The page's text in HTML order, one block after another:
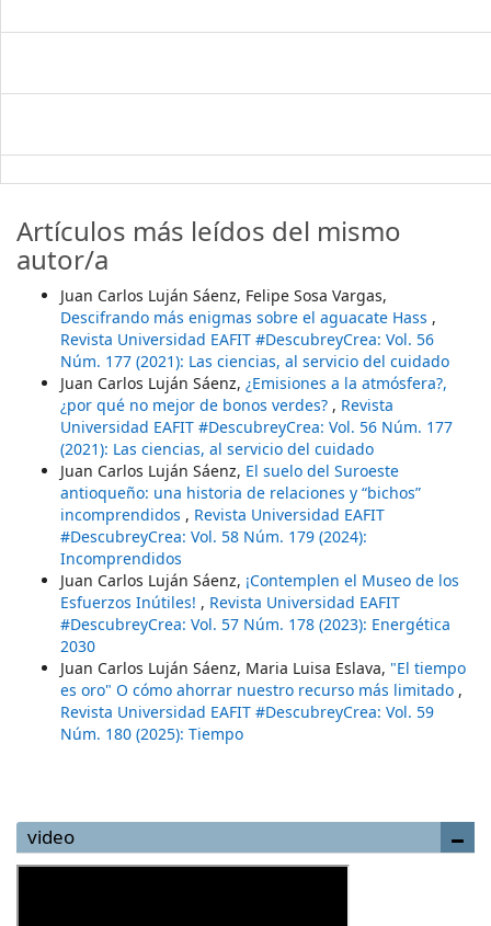
Artículos más leídos del mismo
autor/a
Juan Carlos Luján Sáenz, Felipe Sosa Vargas,
Descifrando más enigmas sobre el aguacate Hass ,
Revista Universidad EAFIT #DescubreyCrea: Vol. 56
Núm. 177 (2021): Las ciencias, al servicio del cuidado
Juan Carlos Luján Sáenz, ¿Emisiones a la atmósfera?,
¿por qué no mejor de bonos verdes? , Revista
Universidad EAFIT #DescubreyCrea: Vol. 56 Núm. 177
(2021): Las ciencias, al servicio del cuidado
Juan Carlos Luján Sáenz, El suelo del Suroeste
antioqueño: una historia de relaciones y “bichos”
incomprendidos , Revista Universidad EAFIT
#DescubreyCrea: Vol. 58 Núm. 179 (2024):
Incomprendidos
Juan Carlos Luján Sáenz, ¡Contemplen el Museo de los
Esfuerzos Inútiles! , Revista Universidad EAFIT
#DescubreyCrea: Vol. 57 Núm. 178 (2023): Energética
2030
Juan Carlos Luján Sáenz, Maria Luisa Eslava, "El tiempo
es oro" O cómo ahorrar nuestro recurso más limitado ,
Revista Universidad EAFIT #DescubreyCrea: Vol. 59
Núm. 180 (2025): Tiempo
video